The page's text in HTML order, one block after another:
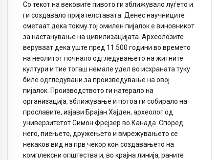
Со текот на вековите пивото ги зближувало луѓето и
ги создавало пријателставата. Денес научниците
сметаат дека токму тој омилен пијалок е виновникот
за настанување на цивилизацијата. Археолозите
веруваат дека уште пред 11.500 години во времето
на неолитот почнало одгледувањето на житните
култури и тие тогаш немале удел во исхраната туку
биле одгледувани за произведување на овој
пијалок. Производството ги натерало на
организација, зближување и потоа ги собирало на
прославите, изјави Брајан Хајден, археолог од
универзитетот Симон Фрејзер во Канада. Според
него, пиењето, дружењето и вмрежувањето се
некаков вид на прв чекор кон создавањето на
комплексни општества и, во крајна линија, раните